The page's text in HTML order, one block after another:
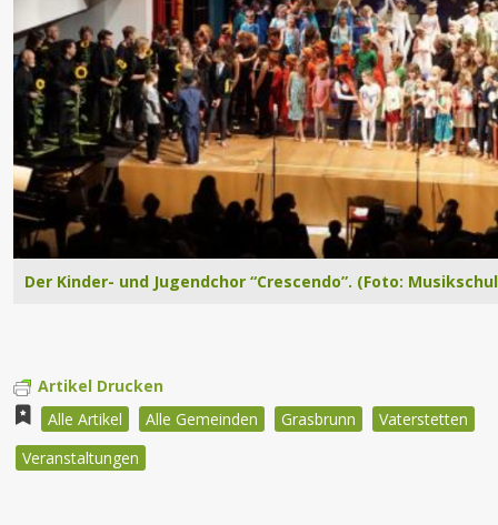
Der Kinder- und Jugendchor “Crescendo”. (Foto:
Artikel Drucken
Alle Artikel
Alle Gemeinden Grasbrunn
Vaterstetten
Veranstaltungen